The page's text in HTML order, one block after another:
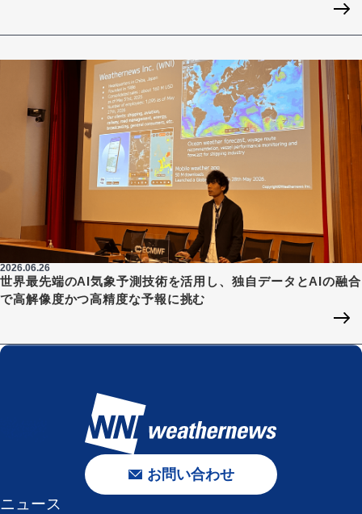
2026.06.26
世界最先端のAI気象予測技術を活用し、独自データとAIの融合
で高解像度かつ高精度な予報に挑む
ニュース
お問い合わせ